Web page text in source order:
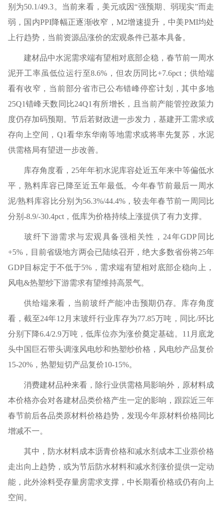
别为50.1/49.3。当前来看，美元或因“强预期、弱现实”而走
弱，国内PPI降幅正逐渐收窄，M2增速提升，中美PMI均处
上行趋势，当前资源品涨价的宏观条件已基本具备。
建材品中水泥需求端有望相对底部企稳，春节前一周水
泥开工率虽低位运行至8.6%，但农历同比+7.6pct；供给端
看有收窄，当前部分省市已公布错峰停窑计划，其中多地
25Q1错峰天数同比24Q1有所增长，且当前产能管控政策力
度仍存加码预期。节后若财政进一步发力，基建开工需求或
存向上空间，Q1看华东华南等地需求或将率先复苏，水泥
供需格局有望进一步改善。
库存角度看，25年年初水泥库容处近五年来中等偏低水
平，熟料库容已降至近五年最低。今年春节前最后一周水
泥/熟料库容比分别为56.3%/44.4%，较去年春节前一周同比
分别-8.9/-30.4pct，低库为价格持续上涨提供了有力支撑。
玻纤下游需求与宏观具备强相关性，24年GDP同比
+5%，目前省级地方两会已陆续召开，绝大多数省份将25年
GDP目标定于不低于5%，需求端有望相对底部企稳向上，
风电&热塑纱下游需求有望维持高景气。
供给端来看，当前玻纤产能冲击预期仍存。库存角度
看，截至24年12月末玻纤行业库存为77.85万吨，同比/环比
分别下降6.4/2.9万吨，低库位亦为涨价奠定基础。11月底龙
头中国巨石带头调涨风电纱和热塑纱价格，风电纱产品复价
15-20%，热塑短切产品复价10-15%。
消费建材品种来看，除行业供需格局影响外，原材料成
本价格亦会对各建材品类价格产生一定的影响，跟踪近三年
春节前后各品类原材料价格趋势，发现今年原材料价格同比
增减不一。
其中，防水材料成本沥青价格和减水剂成本工业萘价格
走出向上趋势，或为节后防水材料和减水剂涨价提供一定动
能，此外涂料受存量房需求支撑，中长期看价格或仍有向上
空间。